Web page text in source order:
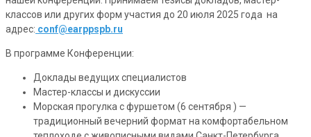
классов или других форм участия до 20 июля 2025 года на
адрес: conf@earppspb.ru
В программе Конференции:
Доклады ведущих специалистов
Мастер-классы и дискуссии
Морская прогулка с фуршетом (6 сентября ) —
традиционный вечерний формат на комфортабельном